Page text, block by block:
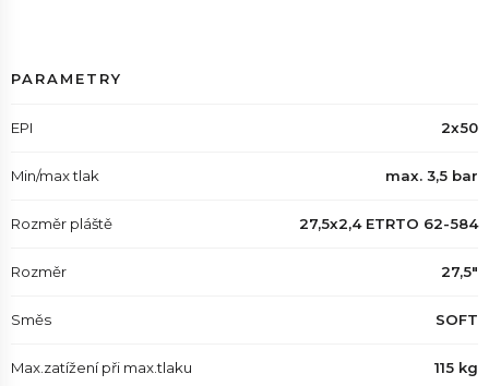
PARAMETRY
EPI 2x50
Min/max tlak max. 3,5 bar
Rozměr pláště 27,5x2,4 ETRTO 62-584
Rozměr 27,5"
Směs SOFT
Max.zatížení při max.tlaku 115 kg